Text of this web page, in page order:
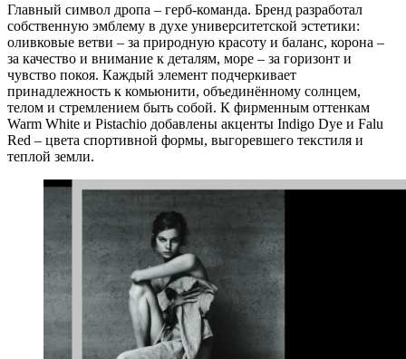
Главный символ дропа – герб-команда. Бренд разработал
собственную эмблему в духе университетской эстетики:
оливковые ветви – за природную красоту и баланс, корона –
за качество и внимание к деталям, море – за горизонт и
чувство покоя. Каждый элемент подчеркивает
принадлежность к комьюнити, объединённому солнцем,
телом и стремлением быть собой. К фирменным оттенкам
Warm White и Pistachio добавлены акценты Indigo Dye и Falu
Red – цвета спортивной формы, выгоревшего текстиля и
теплой земли.